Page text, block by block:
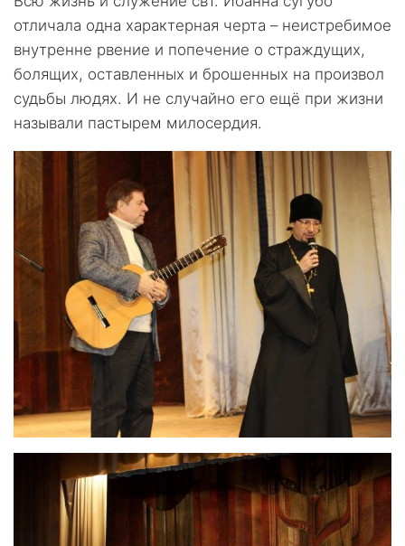
отличала одна характерная черта – неистребимое
внутренне рвение и попечение о страждущих,
болящих, оставленных и брошенных на произвол
судьбы людях. И не случайно его ещё при жизни
называли пастырем милосердия.